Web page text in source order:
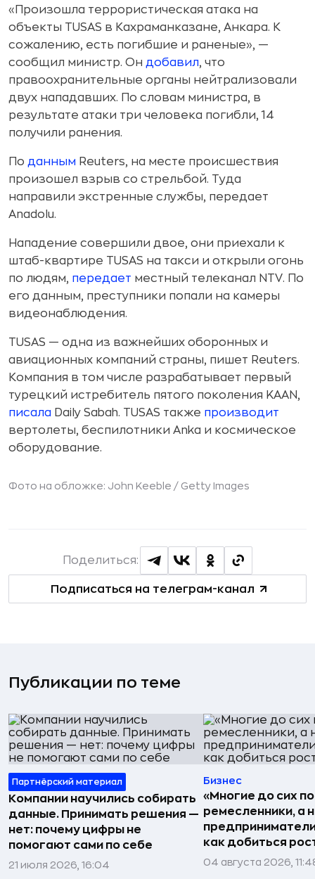
«Произошла террористическая атака на
объекты TUSAS в Кахраманказане, Анкара. К
сожалению, есть погибшие и раненые», —
сообщил министр. Он добавил, что
правоохранительные органы нейтрализовали
двух нападавших. По словам министра, в
результате атаки три человека погибли, 14
получили ранения.
По данным Reuters, на месте происшествия
произошел взрыв со стрельбой. Туда
направили экстренные службы, передает
Anadolu.
Нападение совершили двое, они приехали к
штаб-квартире TUSAS на такси и открыли огонь
по людям, передает местный телеканал NTV. По
его данным, преступники попали на камеры
видеонаблюдения.
TUSAS — одна из важнейших оборонных и
авиационных компаний страны, пишет Reuters.
Компания в том числе разрабатывает первый
турецкий истребитель пятого поколения KAAN,
писала Daily Sabah. TUSAS также производит
вертолеты, беспилотники Anka и космическое
оборудование.
Фото на обложке: John Keeble / Getty Images
Подписаться на телеграм-канал
Поделиться:
Публикации по теме
Партнёрский материал
Компании научились собирать
данные. Принимать решения —
нет: почему цифры не
помогают сами по себе
21 июля 2026, 16:04
Бизнес
«Многие до сих
ремесленники, а
как добиться
04 августа 2026,